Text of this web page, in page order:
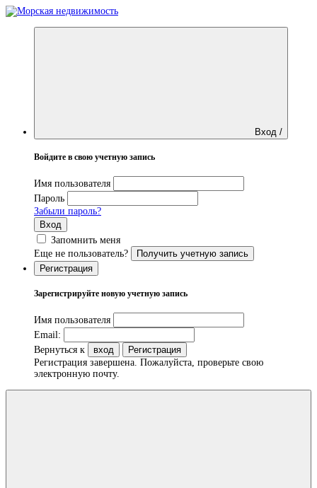
Вход /
Войдите в свою учетную запись
Имя пользователя
Пароль
Забыли пароль?
Вход
Запомнить меня
Еще не пользователь?
Получить учетную запись
Регистрация
Зарегистрируйте новую учетную запись
Имя пользователя
Email:
Вернуться к
вход
Регистрация
Регистрация завершена. Пожалуйста, проверьте свою
электронную почту.